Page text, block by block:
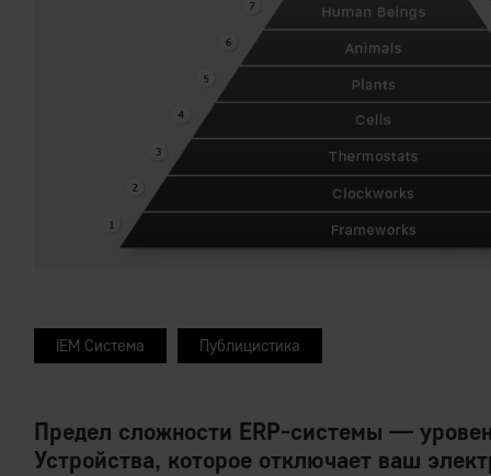
IEM Система Публицистика
Предел сложности ERP-системы —
Устройства, которое отключает ваш